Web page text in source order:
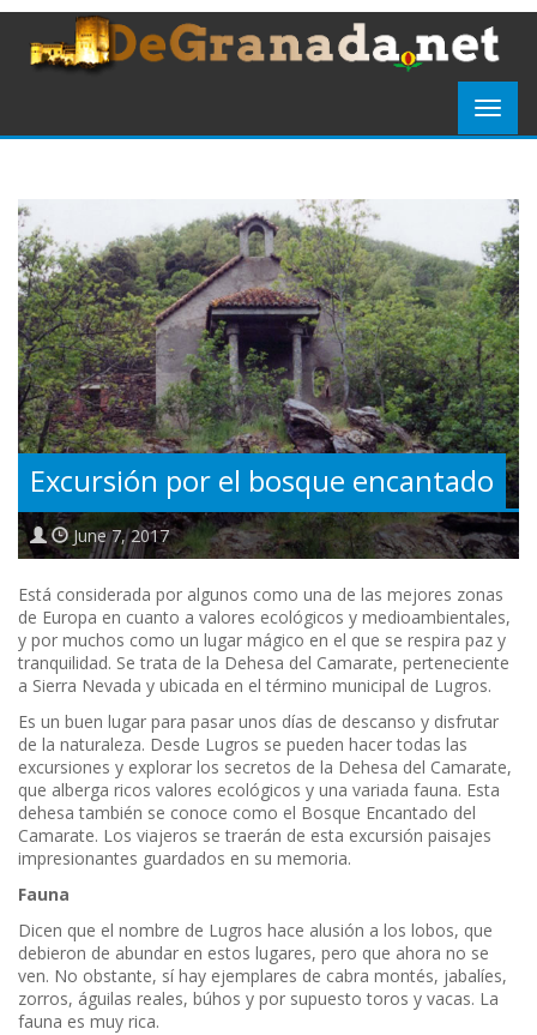
Excursión por el bosque encantado
June 7, 2017
Está considerada por algunos como una de las mejores zonas
de Europa en cuanto a valores ecológicos y medioambientales,
y por muchos como un lugar mágico en el que se respira paz y
tranquilidad. Se trata de la Dehesa del Camarate, perteneciente
a Sierra Nevada y ubicada en el término municipal de Lugros.
Es un buen lugar para pasar unos días de descanso y disfrutar
de la naturaleza. Desde Lugros se pueden hacer todas las
excursiones y explorar los secretos de la Dehesa del Camarate,
que alberga ricos valores ecológicos y una variada fauna. Esta
dehesa también se conoce como el Bosque Encantado del
Camarate. Los viajeros se traerán de esta excursión paisajes
impresionantes guardados en su memoria.
Fauna
Dicen que el nombre de Lugros hace alusión a los lobos, que
debieron de abundar en estos lugares, pero que ahora no se
ven. No obstante, sí hay ejemplares de cabra montés, jabalíes,
zorros, águilas reales, búhos y por supuesto toros y vacas. La
fauna es muy rica.